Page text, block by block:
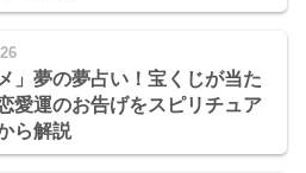
」夢の夢占い！宝くじが当た
愛運のお告げをスピリチュア
ら解説